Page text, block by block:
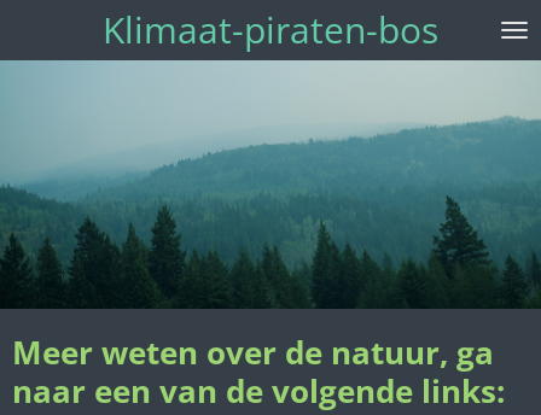
Klimaat-piraten-bos
Meer weten over de natuur, ga
naar een van de volgende links: